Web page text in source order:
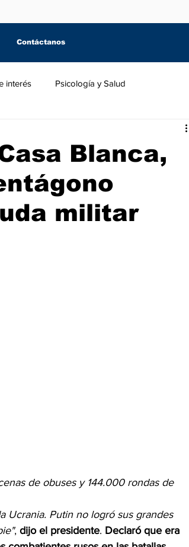
Contáctanos
interés Psicología y Salud
Blanca,
militar
de obuses y 144.000 rondas de
Ucrania. Putin no logró sus grandes
, dijo el presidente. Declaró que era